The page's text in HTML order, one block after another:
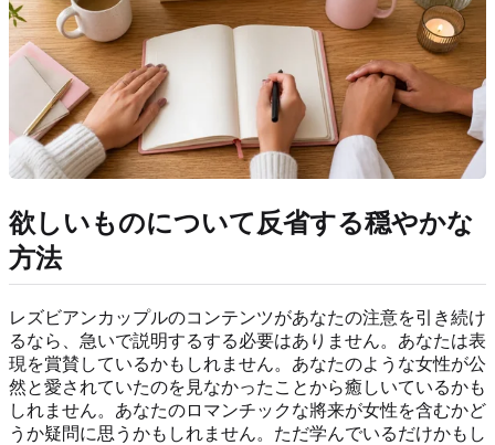
欲しいものについて反省する穏やかな
方法
レズビアンカップルのコンテンツがあなたの注意を引き続け
るなら、急いで説明するする必要はありません。あなたは表
現を賞賛しているかもしれません。あなたのような女性が公
然と愛されていたのを見なかったことから癒しいているかも
しれません。あなたのロマンチックな將来が女性を含むかど
うか疑問に思うかもしれません。ただ学んでいるだけかもし